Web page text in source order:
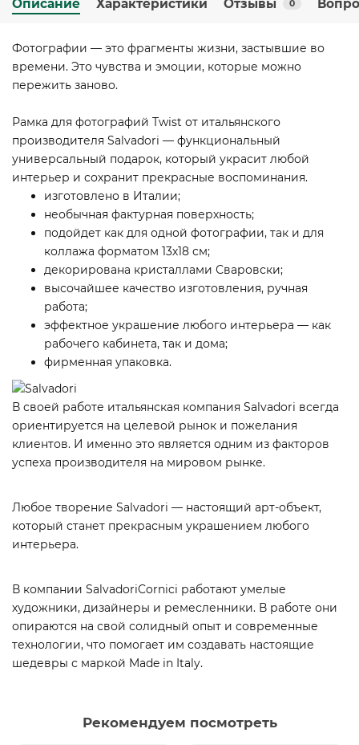
Описание Характеристики Отзывы 0
Фотографии — это фрагменты жизни, застывшие во
времени. Это чувства и эмоции, которые можно
пережить заново.
Рамка для фотографий Twist от итальянского
производителя Salvadori — функциональный
универсальный подарок, который украсит любой
интерьер и сохранит прекрасные воспоминания.
изготовлено в Италии;
необычная фактурная поверхность;
подойдет как для одной фотографии, так и для
коллажа форматом 13х18 см;
декорирована кристаллами Сваровски;
высочайшее качество изготовления, ручная
работа;
эффектное украшение любого интерьера — как
рабочего кабинета, так и дома;
фирменная упаковка.
В своей работе итальянская компания Salvadori всегда
ориентируется на целевой рынок и пожелания
клиентов. И именно это является одним из факторов
успеха производителя на мировом рынке.
Любое творение Salvadori — настоящий арт-объект,
который станет прекрасным украшением любого
интерьера.
В компании SalvadoriCornici работают умелые
художники, дизайнеры и ремесленники. В работе они
опираются на свой солидный опыт и современные
технологии, что помогает им создавать настоящие
шедевры с маркой Made in Italy.
Рекомендуем посмотреть